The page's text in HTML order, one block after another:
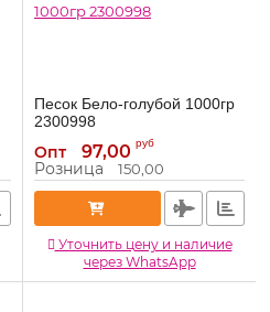
Песок Бело-голубой 1000гр
2300998
Артикул: 2300998
Опт 97,00 руб
Розница 150,00
Уточнить цену и наличие
через WhatsApp